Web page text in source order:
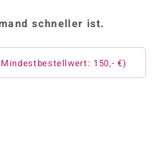
schneller ist.
150,- €)